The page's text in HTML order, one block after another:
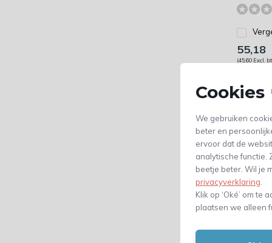
Cookies
We gebruiken
beter en
ervoor dat de
analytische functie.
beetje beter. Wil je
privacyverklaring
Klik op ‘Oké’ om te
plaatsen we alleen
55,18
(45,60 Excl.